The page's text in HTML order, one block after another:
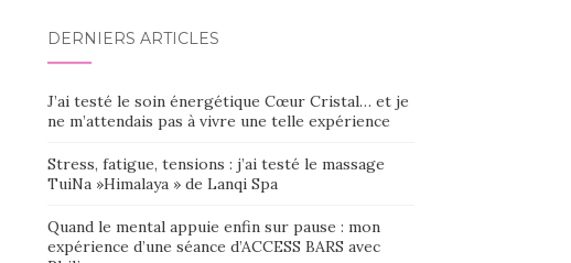
DERNIERS ARTICLES
J’ai testé le soin énergétique Cœur Cristal… et je
ne m’attendais pas à vivre une telle expérience
Stress, fatigue, tensions : j’ai testé le massage
TuiNa »Himalaya » de Lanqi Spa
Quand le mental appuie enfin sur pause : mon
expérience d’une séance d’ACCESS BARS avec